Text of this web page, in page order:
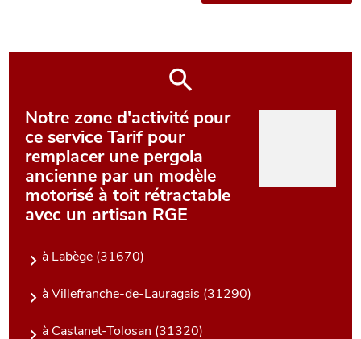
Notre zone d'activité pour
ce service Tarif pour
remplacer une pergola
ancienne par un modèle
motorisé à toit rétractable
avec un artisan RGE
à Labège (31670)
à Villefranche-de-Lauragais (31290)
à Castanet-Tolosan (31320)